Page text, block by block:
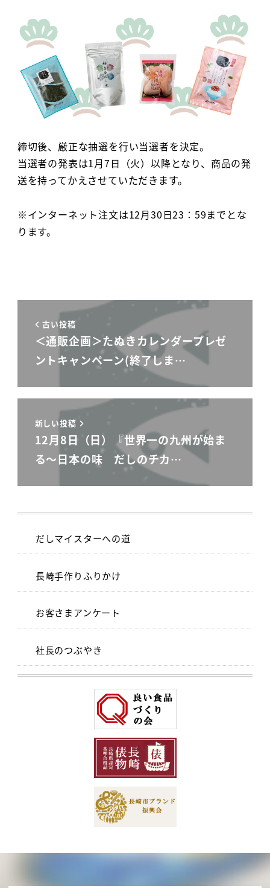
締切後、厳正な抽選を行い当選者を決定。
当選者の発表は1月7日（火）以降となり、商品の発
送を持ってかえさせていただきます。
※インターネット注文は12月30日23：59までとな
ります。
古い投稿
＜通販企画＞たぬきカレンダープレゼ
ントキャンペーン(終了しま…
新しい投稿
12月8日（日）『世界一の九州が始ま
る～日本の味 だしのチカ…
だしマイスターへの道
長崎手作りふりかけ
お客さまアンケート
社長のつぶやき